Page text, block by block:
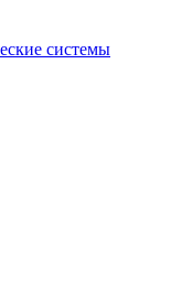
системы